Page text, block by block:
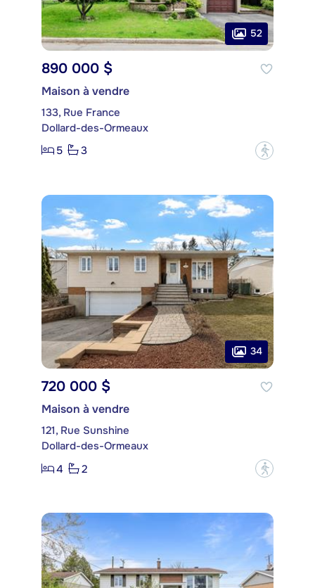
52
890 000 $
Maison à vendre
133, Rue France
Dollard-des-Ormeaux
5
3 ?
34
720 000 $
Maison à vendre
121, Rue Sunshine
Dollard-des-Ormeaux
4
2 ?